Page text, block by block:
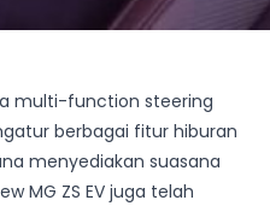
multi-function steering
berbagai fitur hiburan
menyediakan suasana
MG ZS EV juga telah